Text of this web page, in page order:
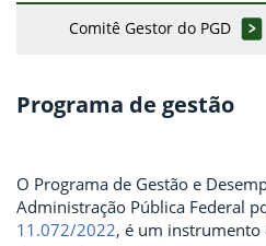
Comitê Gestor do PGD
Programa de gestão
O Programa de Gestão e
Administração Pública Federal
11.072/2022, é um instrumento